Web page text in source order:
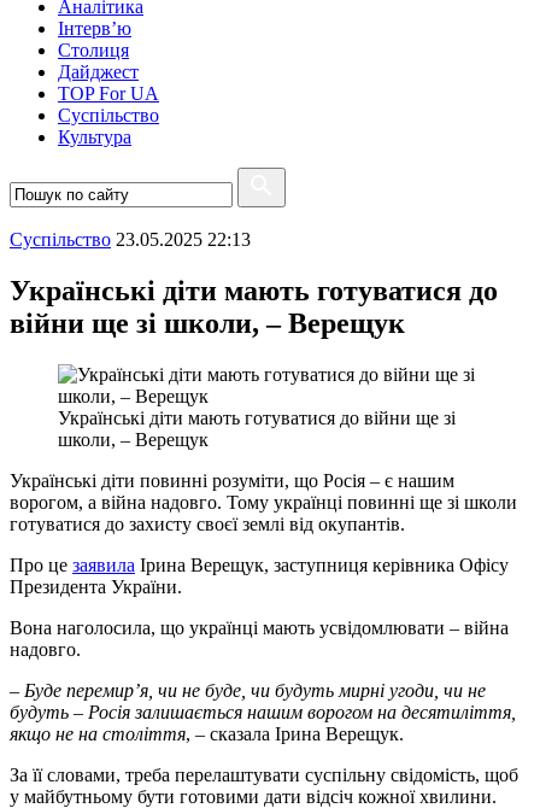
Аналітика
Інтерв’ю
Столиця
Дайджест
TOP For UA
Суспiльство
Культура
Суспiльство 23.05.2025 22:13
Українські діти мають готуватися до
війни ще зі школи, – Верещук
Українські діти мають готуватися до війни ще зі
школи, – Верещук
Українські діти повинні розуміти, що Росія – є нашим
ворогом, а війна надовго. Тому українці повинні ще зі школи
готуватися до захисту своєї землі від окупантів.
Про це заявила Ірина Верещук, заступниця керівника Офісу
Президента України.
Вона наголосила, що українці мають усвідомлювати – війна
надовго.
– Буде перемир’я, чи не буде, чи будуть мирні угоди, чи не
будуть – Росія залишається нашим ворогом на десятиліття,
якщо не на століття, – сказала Ірина Верещук.
За її словами, треба перелаштувати суспільну свідомість, щоб
у майбутньому бути готовими дати відсіч кожної хвилини.